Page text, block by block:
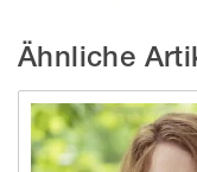
Ähnliche